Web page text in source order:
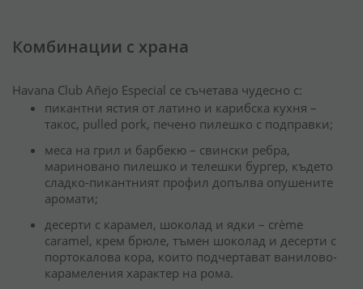
Комбинации с храна
Havana Club Añejo Especial се съчетава чудесно с:
пикантни ястия от латино и карибска кухня –
такос, pulled pork, печено пилешко с подправки;
меса на грил и барбекю – свински ребра,
мариновано пилешко и телешки бургер, където
сладко-пикантният профил допълва опушените
аромати;
десерти с карамел, шоколад и ядки – crème
caramel, крем брюле, тъмен шоколад и десерти с
портокалова кора, които подчертават ванилово-
карамеления характер на рома.